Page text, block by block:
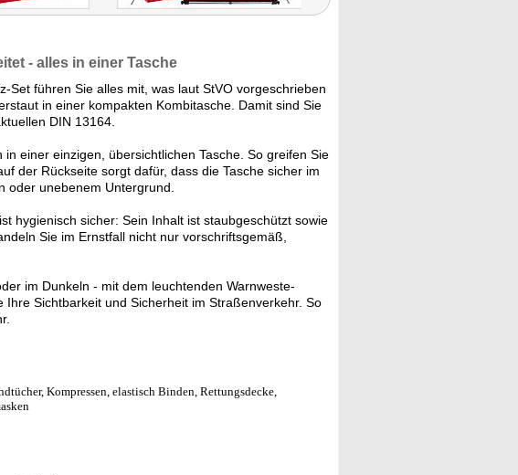
- alles in einer Tasche
Set führen Sie alles mit, was laut StVO vorgeschrieben
in einer kompakten Kombitasche. Damit sind Sie
DIN 13164.
in einer einzigen, übersichtlichen Tasche. So greifen Sie
der Rückseite sorgt dafür, dass die Tasche sicher im
oder unebenem Untergrund.
hygienisch sicher: Sein Inhalt ist staubgeschützt sowie
Sie im Ernstfall nicht nur vorschriftsgemäß,
im Dunkeln - mit dem leuchtenden Warnweste-
Sichtbarkeit und Sicherheit im Straßenverkehr. So
Kompressen, elastisch Binden, Rettungsdecke,